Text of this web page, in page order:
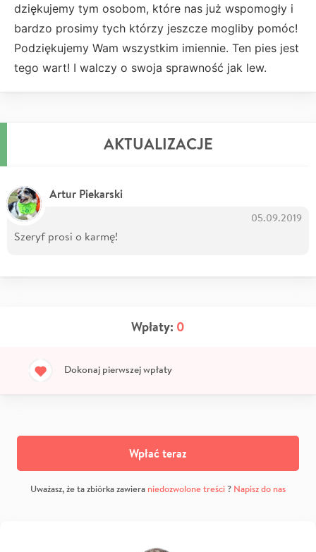
dziękujemy tym osobom, które nas już wspomogły i
bardzo prosimy tych którzy jeszcze mogliby pomóc!
Podziękujemy Wam wszystkim imiennie. Ten pies jest
tego wart! I walczy o swoja sprawność jak lew.
AKTUALIZACJE
Artur Piekarski
05.09.2019
Szeryf prosi o karmę!
Wpłaty: 0
Dokonaj pierwszej wpłaty
Wpłać teraz
Uważasz, że ta zbiórka zawiera niedozwolone treści? Napisz do nas